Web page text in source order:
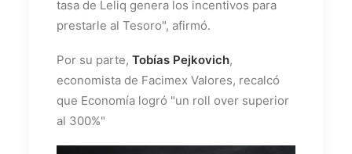
tasa de Leliq genera los incentivos para
prestarle al Tesoro", afirmó.
Por su parte, Tobías Pejkovich,
economista de Facimex Valores, recalcó
que Economía logró "un roll over superior
al 300%"